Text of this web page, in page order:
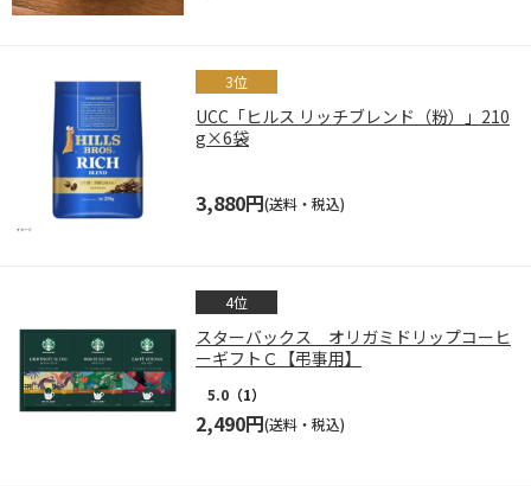
UCC「ヒルス リッチブレンド（粉）」210
g×6袋
3,880円(送料・税込)
スターバックス オリガミドリップコーヒ
ーギフトＣ【弔事用】
5.0 （1）
2,490円(送料・税込)